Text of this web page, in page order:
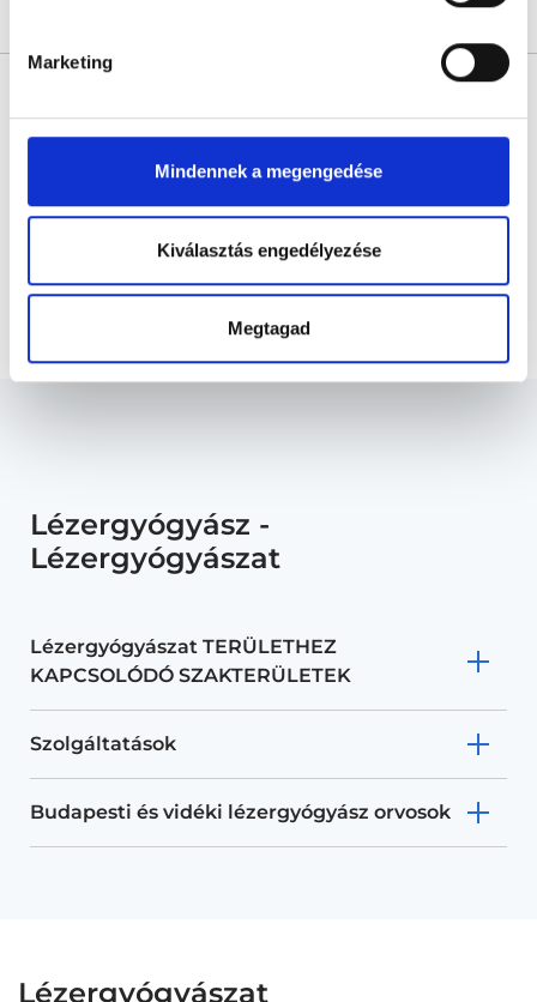
Marketing
Mindennek a megengedése
Kiválasztás engedélyezése
Megtagad
* Szakorvos jelölt (rezidens): általános orvosi oklevéllel rendelkező
megszerzésére irányuló képzésben vesz részt. Ezen orvosok által
önállóan nem végezhető szakmai tevékenységért teljes
szolgáltató szakorvosa az első részvizsgáig, utána pedig a
felelősségét kizárja esetleges névazonosságért bármely szakorvos
Lézergyógyász -
Lézergyógyászat
Lézergyógyászat TERÜLETHEZ
KAPCSOLÓDÓ SZAKTERÜLETEK
Szolgáltatások
Budapesti és vidéki lézergyógyász orvosok
Lézergyógyászat